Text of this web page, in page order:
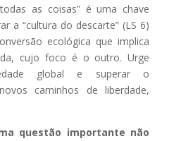
as coisas” é uma chave
a “cultura do descarte” (LS 6)
ecológica que implica
cujo foco é o outro. Urge
global e superar o
caminhos de liberdade,
questão importante não